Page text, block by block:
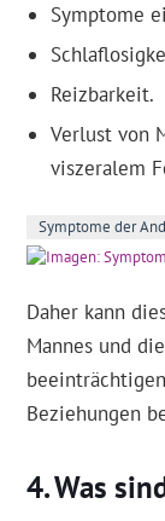
Symptome
Reizbarkeit.
Verlust von
viszeralem
Symptome der
Daher kann
Mannes und
Beziehungen
Was